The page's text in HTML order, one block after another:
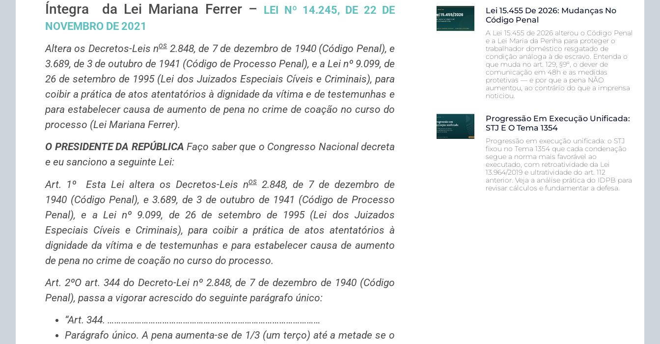
Íntegra da Lei Mariana Ferrer –
LEI Nº 14.245, DE 22 DE
NOVEMBRO DE 2021
Altera os Decretos-Leis nos2.848, de 7 de dezembro de 1940 (Código Penal), e
3.689, de 3 de outubro de 1941 (Código de Processo Penal), e a Lei nº 9.099, de
26 de setembro de 1995 (Lei dos Juizados Especiais Cíveis e Criminais), para
coibir a prática de atos atentatórios à dignidade da vítima e de testemunhas e
para estabelecer causa de aumento de pena no crime de coação no curso do
processo (Lei Mariana Ferrer).
O PRESIDENTE DA REPÚBLICA Faço saber que o Congresso Nacional decreta
e eu sanciono a seguinte Lei:
Art. 1º Esta Lei altera os Decretos-Leis nos 2.848, de 7 de dezembro de
1940 (Código Penal), e 3.689, de 3 de outubro de 1941 (Código de Processo
Penal), e a Lei nº 9.099, de 26 de setembro de 1995 (Lei dos Juizados
Especiais Cíveis e Criminais), para coibir a prática de atos atentatórios à
dignidade da vítima e de testemunhas e para estabelecer causa de aumento
de pena no crime de coação no curso do processo.
Art. 2ºO art. 344 do Decreto-Lei nº 2.848, de 7 de dezembro de 1940 (Código
Penal), passa a vigorar acrescido do seguinte parágrafo único:
“Art. 344. …………………………………………………………………………………
Parágrafo único. A pena aumenta-se de 1/3 (um terço) até a metade se o
Lei 15.455 De 2026: Mudanças No
Código Penal
A Lei 15.455 de 2026 alterou o Código Penal
e a Lei Maria da Penha para proteger o
trabalhador doméstico resgatado de
condição análoga à de escravo. Entenda o
que muda no art. 129, §9º, o dever de
comunicação em 48h e as medidas
protetivas — e por que a pena NÃO
aumentou, ao contrário do que a imprensa
noticiou.
Progressão Em Execução Unificada:
STJ E O Tema 1354
Progressão em execução unificada: o STJ
fixou no Tema 1354 que cada condenação
segue a norma mais favorável ao
executado, com retroatividade da Lei
13.964/2019 e ultratividade do art. 112
anterior. Veja a análise prática do IDPB para
revisar cálculos e fundamentar a defesa.